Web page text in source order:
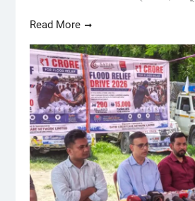
Read More